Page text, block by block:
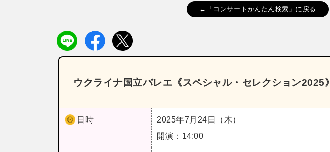
←「コンサートかんたん検索」に戻る
ウクライナ国立バレエ《スペシャル・セレクション2025》
日時
2025年7月24日（木）
開演：14:00